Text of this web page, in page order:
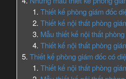
Thiết kế phòng giám đốc
Thiết kế nội thất phòng
Mẫu thiết kế nội thất
Thiết kế nội thất phòng
Thiết kế phòng giám đốc có
Thiết kế nội thất phòng